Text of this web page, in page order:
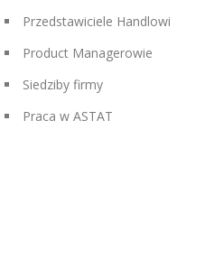
Przedstawiciele Handlowi
Product Managerowie
Siedziby firmy
Praca w ASTAT